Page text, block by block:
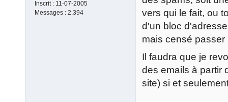
Inscrit : 11-07-2005
Messages : 2.394
vers qui le fait, ou
d'un bloc
mais censé
Il faudra que je
des emails à partir
site) si et